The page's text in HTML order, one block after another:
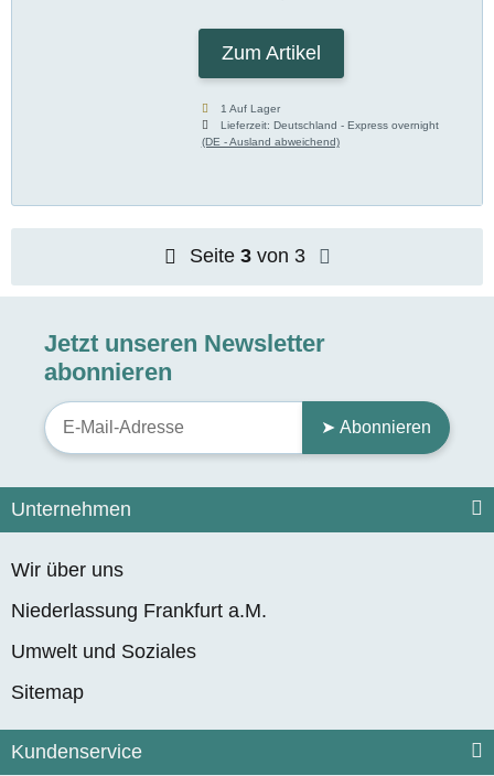
Zum Artikel
1 Auf Lager
Lieferzeit:Deutschland - Express overnight
(DE - Ausland abweichend)
Seite 3von 3
Jetzt unseren Newsletter
abonnieren
➤ Abonnieren
Unternehmen
Wir über uns
Niederlassung Frankfurt a.M.
Umwelt und Soziales
Sitemap
Kundenservice